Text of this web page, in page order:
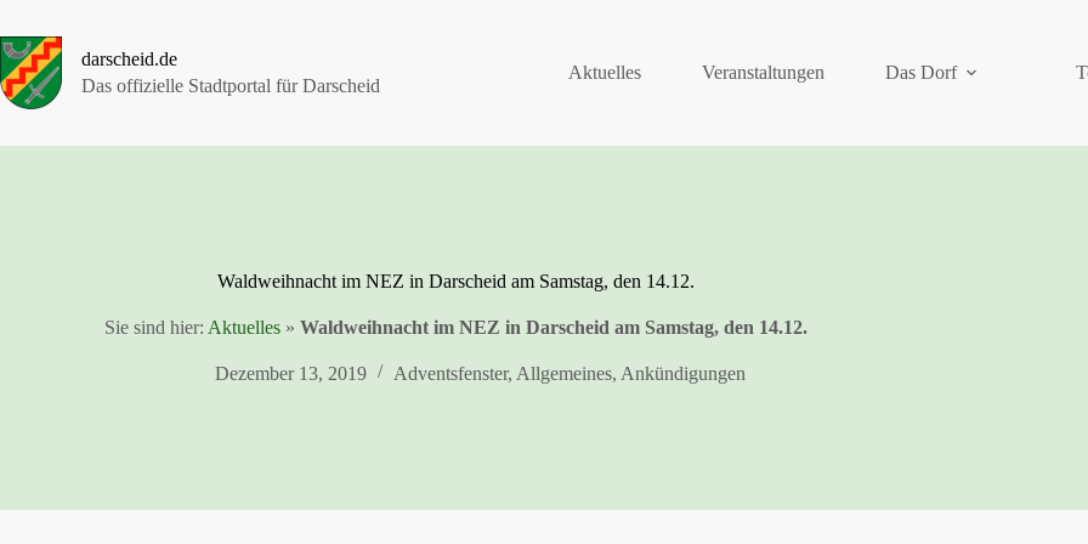
springen
darscheid.de
Das offizielle Stadtportal für Darscheid
Aktuelles Veranstaltungen Das Dorf
Waldweihnacht im NEZ in Darscheid am Samstag, den 14.12.
Sie sind hier: Aktuelles» Waldweihnacht im NEZ in Darscheid am Samstag, den 14.12.
Dezember 13, 2019 Adventsfenster, Allgemeines, Ankündigungen